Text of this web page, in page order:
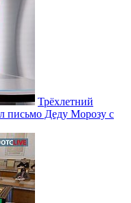
Трёхлетний
письмо Деду Морозу с